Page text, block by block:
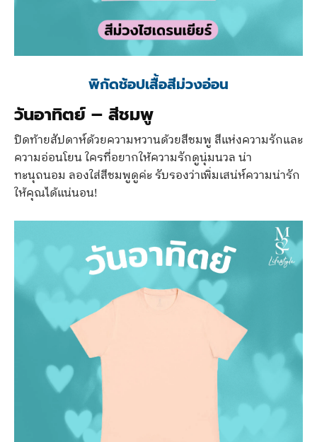
พิกัดช้อปเสื้อสีม่วงอ่อน
วันอาทิตย์ – สีชมพู
ปิดท้ายสัปดาห์ด้วยความหวานด้วยสีชมพู สีแห่งความรักและ
ความอ่อนโยน ใครที่อยากให้ความรักดูนุ่มนวล น่า
ทะนุถนอม ลองใส่สีชมพูดูค่ะ รับรองว่าเพิ่มเสน่ห์ความน่ารัก
ให้คุณได้แน่นอน!